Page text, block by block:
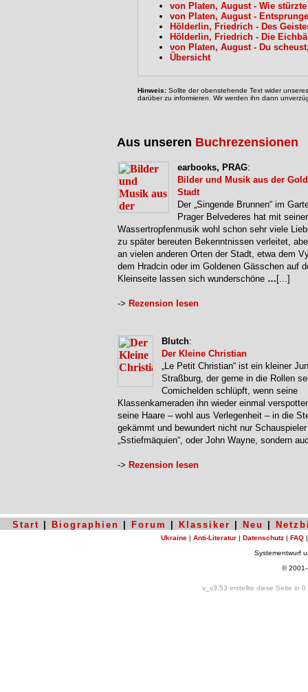
von Platen, August - Wie
von Platen, August -
Hölderlin, Friedrich - Des
Hölderlin, Friedrich - Die
von Platen, August - Du
Übersicht
Hinweis: Sollte der obenstehende Text wider
darüber zu informieren. Wir werden ihn dann
Aus unseren Buchrezensionen
earbooks, PRAG:
Bilder und Musik aus der
Stadt
Der „Singende Brunnen“ im
Prager Belvederes hat mit seiner
Wassertropfenmusik wohl schon sehr viele
zu später bereuten Bekenntnissen verleitet,
an vielen anderen Orten der Stadt, etwa dem
dem Hradcin oder im Goldenen Gässchen auf
Kleinseite lassen sich wunderschöne … [...]
-> Rezension lesen
Blutch:
Der Kleine Christian
„Le Petit Christian“ ist ein kleiner
Straßburg, der gerne in die Rollen
Comichelden schlüpft, wenn seine
Klassenkameraden ihn wieder einmal
seine Haare – wohl aus Verlegenheit – in die
gekämmt und bewundert nicht nur
„Sstiefmäquien“, oder John Wayne, sondern
-> Rezension lesen
Start Biographien Forum Klassiker Neu
Ukraine | Anti-Literatur | Datenschutz | FAQ
Systementwurf
©
v_v3.53 erstellte diese Seite in